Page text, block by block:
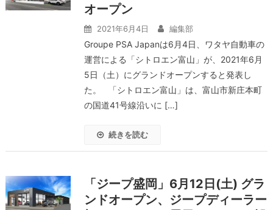
オープン
2021年6月4日 編集部
Groupe PSA Japanは6月4日、ワタヤ自動車の
運営による「シトロエン富山」が、2021年6月
5日（土）にグランドオープンすると発表し
た。 「シトロエン富山」は、富山市新庄本町
の国道41号線沿いに […]
続きを読む
「ジープ盛岡」6月12日(土) グラ
ンドオープン、ジープディーラー